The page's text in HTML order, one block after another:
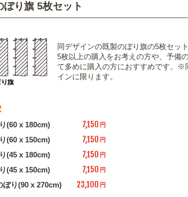
ぼり旗 5枚セット
同デザインの既製のぼり旗の5枚セット
5枚以上の購入をお考えの方や、予備
て多めに購入の方におすすめです。※
インに限ります。
(60 x 180cm)
7,150 円
(60 x 150cm) 7,150 円
(45 x 180cm) 7,150 円
(45 x 150cm) 7,150 円
ぼり(90 x 270cm) 23,100 円